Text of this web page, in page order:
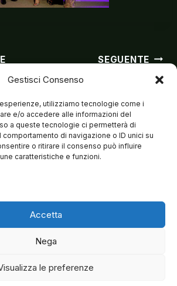
Gestisci Consenso
utilizziamo tecnologie come i
e/o accedere alle informazioni del
a queste tecnologie ci permetterà di
di navigazione o ID unici su
o ritirare il consenso può influire
caratteristiche e funzioni.
Accetta
Nega
le preferenze
SEGUENTE
MB 4tet @ JAZZ &
DINTORNI